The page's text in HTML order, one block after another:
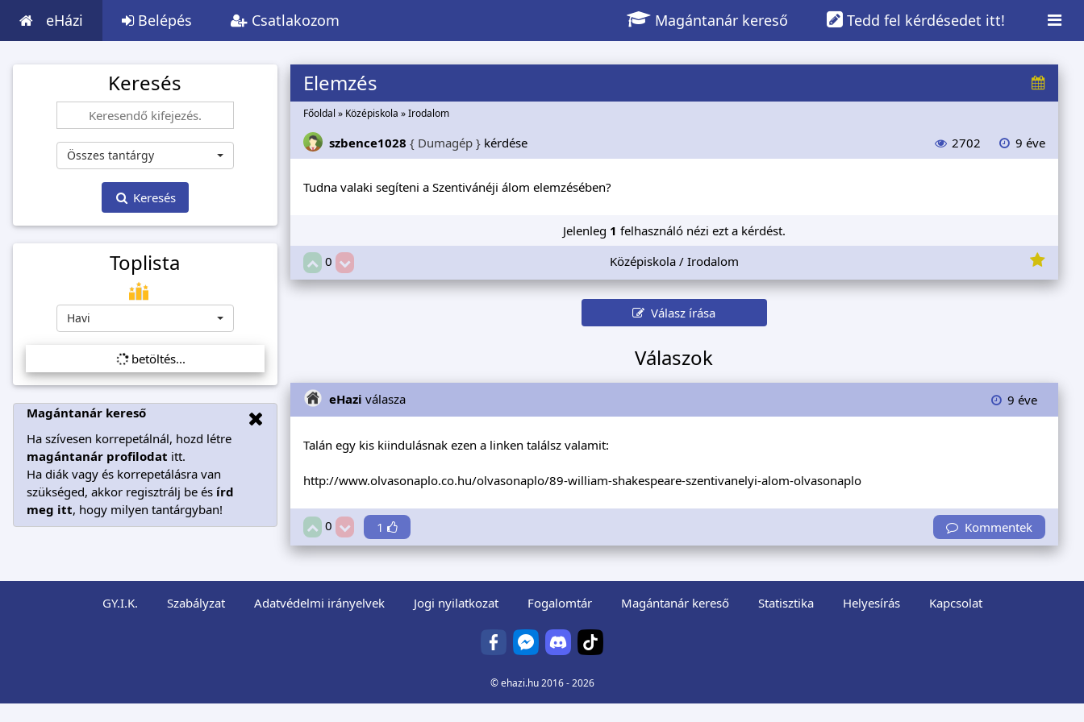
eHázi Belépés Csatlakozom Tedd fel kérdésedet itt!
Magántanár kereső
Keresés
Összes tantárgy
Keresés
Toplista
Havi
betöltés...
Magántanár kereső
Ha szívesen korrepetálnál, hozd létre
magántanár profilodat itt.
Ha diák vagy és korrepetálásra van
szükséged, akkor regisztrálj be és írd
meg itt, hogy milyen tantárgyban!
Elemzés
Főoldal » Középiskola »Irodalom
szbence1028 { Dumagép }kérdése 2702 9 éve
Tudna valaki segíteni a Szentivánéji álom elemzésében?
Jelenleg 1 felhasználó nézi ezt a kérdést.
0
Középiskola / Irodalom
Válasz írása
Válaszok
eHazi válasza 9 éve
Talán egy kis kiindulásnak ezen a linken találsz valamit:
http://www.olvasonaplo.co.hu/olvasonaplo/89-william-shakespeare-szentivanelyi-alom-olvasonaplo
0 1 Kommentek
GY.I.K. Szabályzat Adatvédelmi irányelvek Jogi nyilatkozat Fogalomtár Magántanár kereső Statisztika Helyesírás Kapcsolat
©ehazi.hu2016 - 2026